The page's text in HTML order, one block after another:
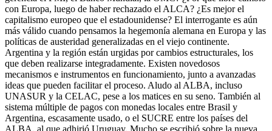
con Europa, luego de haber rechazado el ALCA? ¿Es mejor el
capitalismo europeo que el estadounidense? El interrogante es aún
más válido cuando pensamos la hegemonía alemana en Europa y las
políticas de austeridad generalizadas en el viejo continente.
Argentina y la región están urgidas por cambios estructurales, los
que deben realizarse integradamente. Existen novedosos
mecanismos e instrumentos en funcionamiento, junto a avanzadas
ideas que pueden facilitar el proceso. Aludo al ALBA, incluso
UNASUR y la CELAC, pese a los matices en su seno. También al
sistema múltiple de pagos con monedas locales entre Brasil y
Argentina, escasamente usado, o el SUCRE entre los países del
ALBA, al que adhirió Uruguay. Mucho se escribió sobre la nueva